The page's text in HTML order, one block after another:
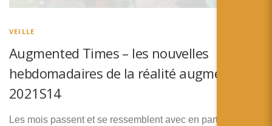
VEILLE
Augmented Times – les nouvelles
hebdomadaires de la réalité augmentée –
2021S14
Les mois passent et se ressemblent avec en particulier des